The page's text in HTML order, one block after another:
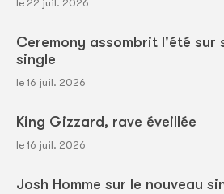
le 22 juil. 2026
Ceremony assombrit l'été sur
single
le 16 juil. 2026
King Gizzard, rave éveillée
le 16 juil. 2026
Josh Homme sur le nouveau